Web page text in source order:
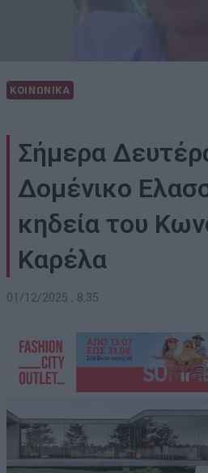
ΚΟΙΝΩΝΙΚΑ
Σήμερα
Δομένικο
κηδεία του
Καρέλα
01/12/2025 , 8:35